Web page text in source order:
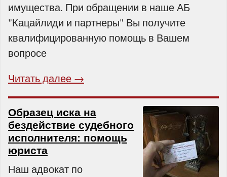
имущества. При обращении в наше АБ
"Кацайлиди и партнеры" Вы получите
квалифицированную помощь в Вашем
вопросе
Читать далее →
Образец иска на
бездействие судебного
исполнителя: помощь
юриста
Наш адвокат по